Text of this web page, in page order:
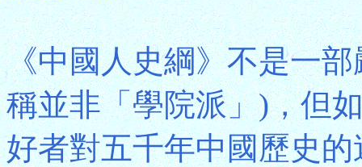
《中國人史綱》不是一
稱並非「學院派」)，但
好者對五千年中國歷史